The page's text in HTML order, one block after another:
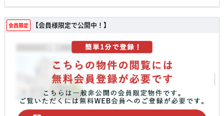
会員限定 【会員様限定で公開中！】